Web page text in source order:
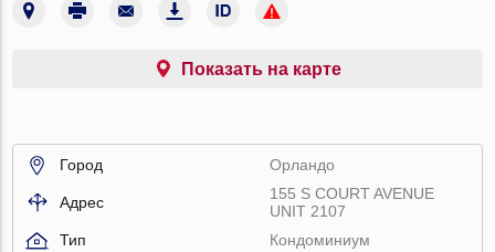
Показать на карте
Город Орландо
Адрес
155 S COURT AVENUE
UNIT 2107
Тип
Кондоминиум